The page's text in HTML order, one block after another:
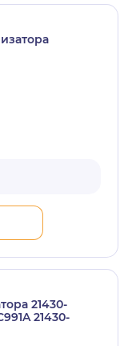
21430-
21430-